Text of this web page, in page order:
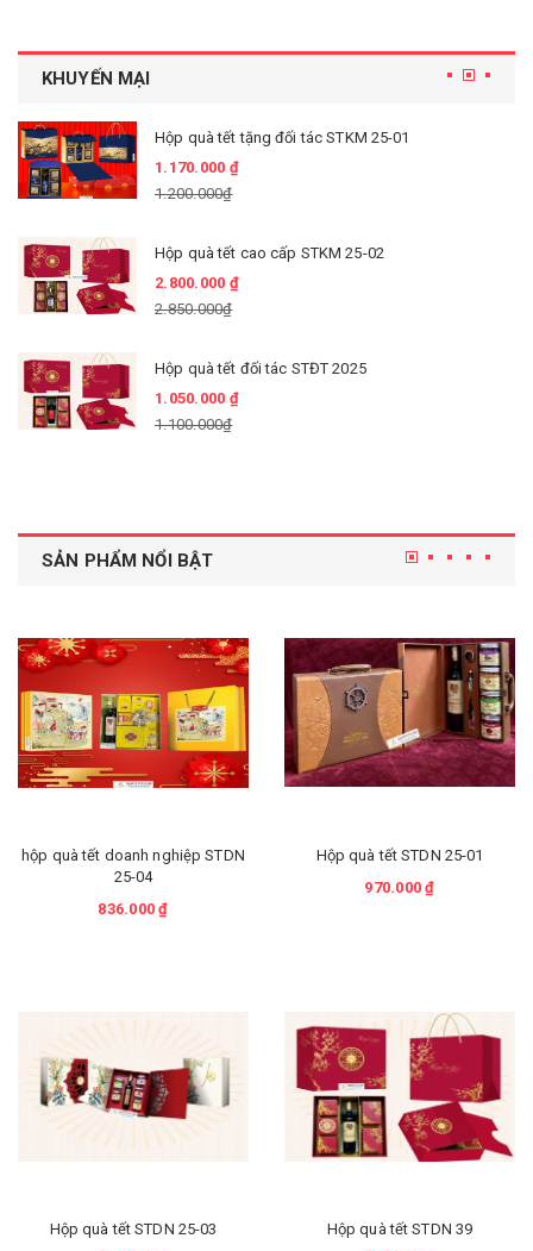
KHUYẾN MẠI
Hộp quà tết tặng đối tác STKM 25-01
1.170.000 ₫
1.200.000₫
Hộp quà tết cao cấp STKM 25-02
2.800.000 ₫
2.850.000₫
Hộp quà tết đối tác STĐT 2025
1.050.000 ₫
1.100.000₫
SẢN PHẨM NỔI BẬT
hộp quà tết doanh nghiệp STDN
25-04
836.000 ₫
Hộp quà tết STDN 25-03
Hộp quà tết STDN 25-01
970.000 ₫
Hộp quà tết STDN 39